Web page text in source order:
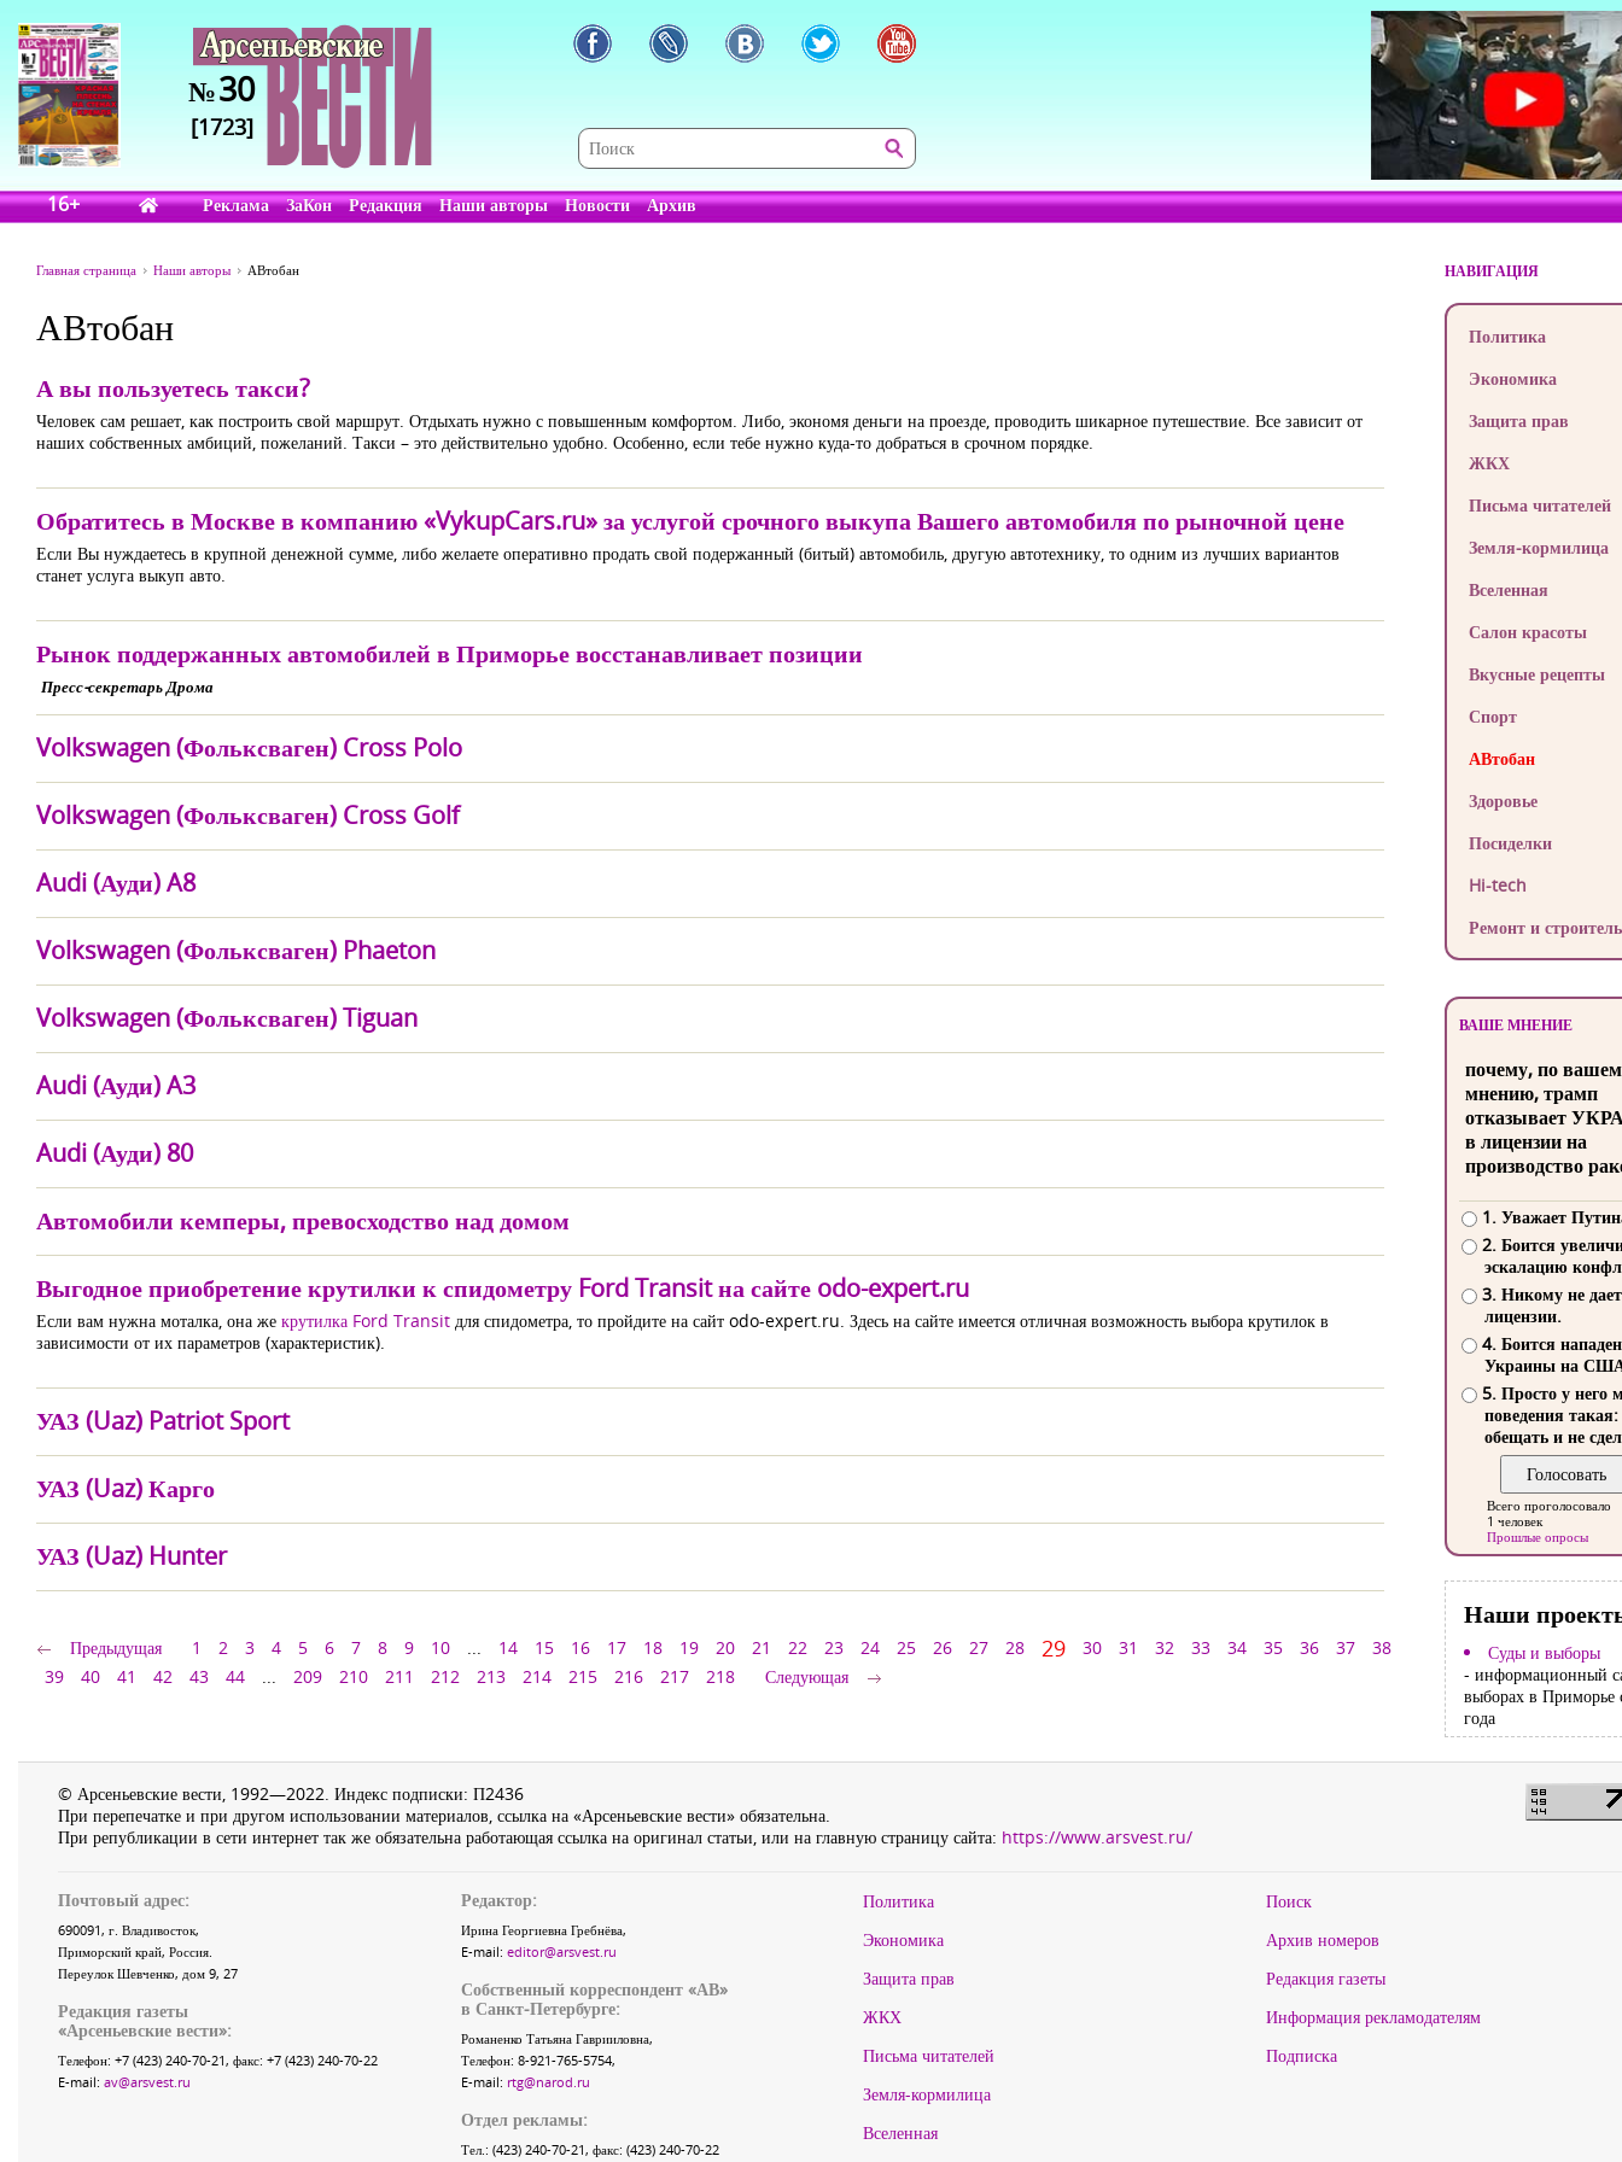
№30
[1723]
16+ Реклама ЗаКон Редакция Наши авторы Новости Архив
Главная страница Наши авторы АВтобан
АВтобан
А вы пользуетесь такси?
Человек сам решает, как построить свой маршрут. Отдыхать нужно с повышенным комфортом. Либо, экономя деньги на проезде, проводить шикарное путешествие. Все зависит от
наших собственных амбиций, пожеланий. Такси – это действительно удобно. Особенно, если тебе нужно куда-то добраться в срочном порядке.
Обратитесь в Москве в компанию «VykupCars.ru» за услугой срочного выкупа Вашего автомобиля по рыночной цене
Если Вы нуждаетесь в крупной денежной сумме, либо желаете оперативно продать свой подержанный (битый) автомобиль, другую автотехнику, то одним из лучших вариантов
станет услуга выкуп авто.
Рынок поддержанных автомобилей в Приморье восстанавливает позиции
Пресс-секретарь Дрома
Volkswagen (Фольксваген) Cross Polo
Volkswagen (Фольксваген) Cross Golf
Audi (Ауди) A8
Volkswagen (Фольксваген) Phaeton
Volkswagen (Фольксваген) Tiguan
Audi (Ауди) A3
Audi (Ауди) 80
Автомобили кемперы, превосходство над домом
Выгодное приобретение крутилки к спидометру Ford Transit на сайте odo-expert.ru
Если вам нужна моталка, она же крутилка Ford Transit для спидометра, то пройдите на сайт odo-expert.ru. Здесь на сайте имеется отличная возможность выбора крутилок в
зависимости от их параметров (характеристик).
УАЗ (Uaz) Patriot Sport
УАЗ (Uaz) Карго
УАЗ (Uaz) Hunter
Предыдущая 1 2 3 4 5 6 7 8 9 10 ... 14 15 16 17 18 19 20 21 22 23 24 25 26 27 28 29 30 31 32 33 34 35 36 37
38
39
40 41 42 43 44 ... 209 210 211 212 213 214 215 216 217 218 Следующая
НАВИГАЦИЯ
Политика
Экономика
Защита прав
ЖКХ
Письма читателей
Земля-кормилица
Вселенная
Салон красоты
Вкусные рецепты
Спорт
АВтобан
Здоровье
Посиделки
Hi-tech
Ремонт и
ВАШЕ МНЕНИЕ
почему, по
мнению, трамп
отказывает
в лицензии на
производство
1. Уважает
2. Боится
эскалацию
3. Никому не
лицензии.
4. Боится
Украины на
5. Просто у него
поведения такая:
обещать и не
Всего проголосовало
1 человек
Прошлые опросы
Наши
Суды и выборы
- информационный
выборах в Приморье
года
© Арсеньевские вести, 1992—2022. Индекс подписки: П2436
При перепечатке и при другом использовании материалов, ссылка на «Арсеньевские вести» обязательна.
При републикации в сети интернет так же обязательна работающая ссылка на оригинал статьи, или на главную страницу сайта: https://www.arsvest.ru/
Почтовый адрес:
690091, г. Владивосток,
Приморский край, Россия.
Переулок Шевченко, дом 9, 27
Редакция газеты
«Арсеньевские вести»:
Телефон: +7 (423) 240-70-21, факс: +7 (423) 240-70-22
E-mail: av@arsvest.ru
Редактор:
Ирина Георгиевна Гребнёва,
E-mail: editor@arsvest.ru
Собственный корреспондент «АВ»
в Санкт-Петербурге:
Романенко Татьяна Гаврииловна,
Телефон: 8-921-765-5754,
E-mail: rtg@narod.ru
Отдел рекламы:
Тел.: (423) 240-70-21, факс: (423) 240-70-22
Политика
Экономика
Защита прав
ЖКХ
Письма читателей
Земля-кормилица
Вселенная
Поиск
Архив номеров
Редакция газеты
Информация рекламодателям
Подписка